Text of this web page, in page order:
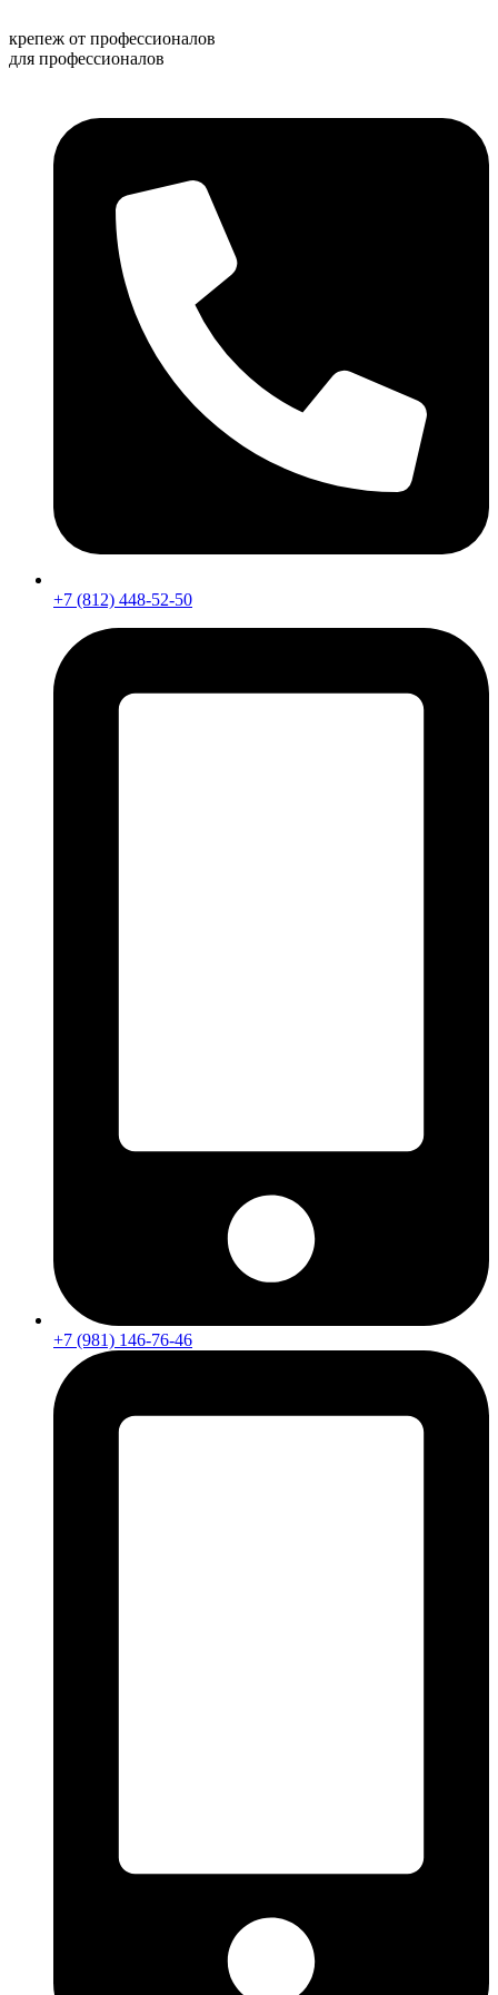
к
содержимому
крепеж от профессионалов
для профессионалов
+7 (812) 448-52-50
+7 (981) 146-76-46